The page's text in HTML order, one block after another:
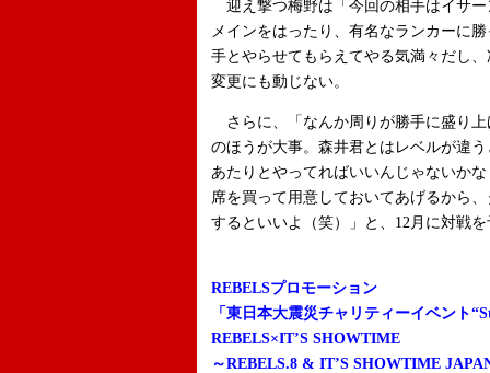
迎え撃つ梅野は「今回の相手はイサ
メインをはったり、有名なランカーに
手とやらせてもらえてやる気満々だし
変更にも動じない。
さらに、「なんか周りが勝手に盛り
のほうが大事。森井君とはレベルが違
あたりとやってればいいんじゃないか
席を買って用意しておいてあげるから
するといいよ（笑）」と、12月に対戦
REBELSプロモーション
「東日本大震災チャリティーイベント
REBELS×IT’S SHOWTIME
～REBELS.8 & IT’S SHOWTIME